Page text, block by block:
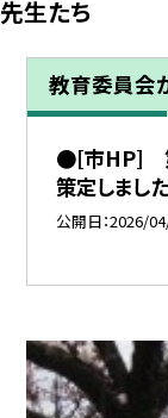
先生たち
教育委員会
●[市HP] 第
策定しました
公開日 2026/